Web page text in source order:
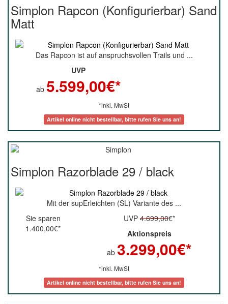
Simplon Rapcon (Konfigurierbar) Sand
Matt
Das Rapcon ist auf anspruchsvollen Trails und ...
UVP
ab 5.599,00€*
*inkl. MwSt
Artikel online nicht bestellbar, bitte rufen Sie uns an!
Simplon Razorblade 29 / black
Mit der supErleichten (SL) Variante des ...
Sie sparen
1.400,00€*
UVP 4.699,00€*
Aktionspreis
ab 3.299,00€*
*inkl. MwSt
Artikel online nicht bestellbar, bitte rufen Sie uns an!